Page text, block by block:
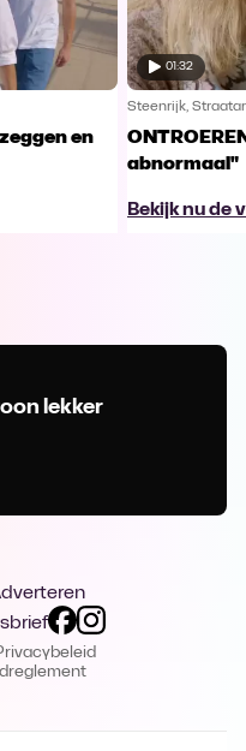
en
01:32
Steenrijk,
abnormaal"
Bekijk nu de
lekker